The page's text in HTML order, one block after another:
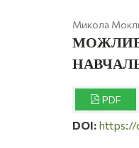
Микола
PDF
DOI: